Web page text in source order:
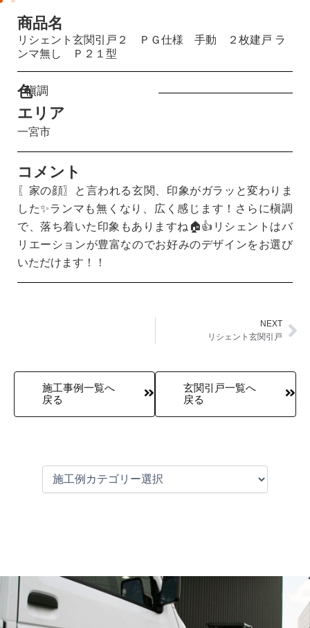
商品名
リシェント玄関引戸２ ＰＧ仕様 手動 ２枚建戸 ラ
ンマ無し Ｐ２１型
色槇調
エリア
一宮市
コメント
〖家の顔〗と言われる玄関、印象がガラッと変わりま
した✨ランマも無くなり、広く感じます！さらに槇調
で、落ち着いた印象もありますね🏠👍リシェントはバ
リエーションが豊富なのでお好みのデザインをお選び
いただけます！！
NEXT
リシェント玄関引戸
施工事例一覧へ
戻る
玄関引戸一覧へ
戻る